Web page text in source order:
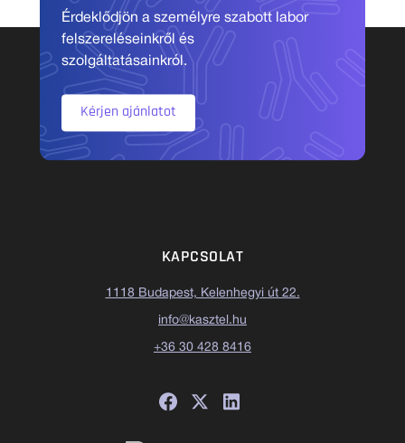
Érdeklődjön a személyre szabott labor
felszereléseinkről és
szolgáltatásainkról.
Kérjen ajánlatot
KAPCSOLAT
1118 Budapest, Kelenhegyi út 22.
info@kasztel.hu
+36 30 428 8416